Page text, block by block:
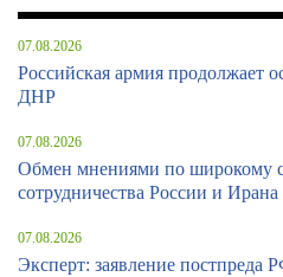
07.08.2026
Российская армия продолжает
ДНР
07.08.2026
Обмен мнениями по широкому
сотрудничества России и Ирана
07.08.2026
Эксперт: заявление